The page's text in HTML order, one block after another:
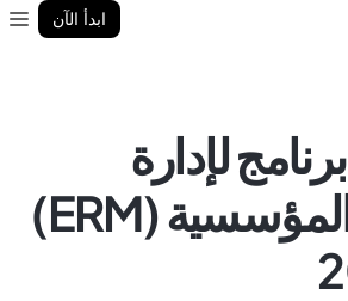
ابدأ الآن
أفضل 15 برنامج لإدارة
المخاطر المؤسسية (ERM)